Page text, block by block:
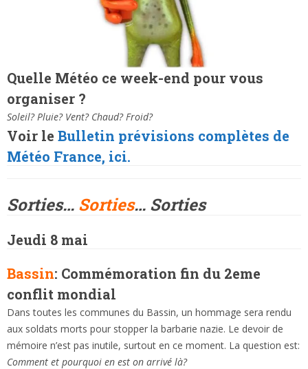
Quelle Météo ce week-end pour vous
organiser ?
Soleil? Pluie? Vent? Chaud? Froid?
Voir le Bulletin prévisions complètes de
Météo France, ici.
Sorties… Sorties… Sorties
Jeudi 8 mai
Bassin: Commémoration fin du 2eme
conflit mondial
Dans toutes les communes du Bassin, un hommage sera rendu
aux soldats morts pour stopper la barbarie nazie. Le devoir de
mémoire n’est pas inutile, surtout en ce moment. La question est:
Comment et pourquoi en est on arrivé là?